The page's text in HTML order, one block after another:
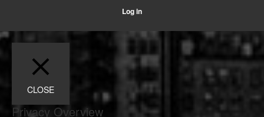
Log in
CLOSE
Privacy Overview